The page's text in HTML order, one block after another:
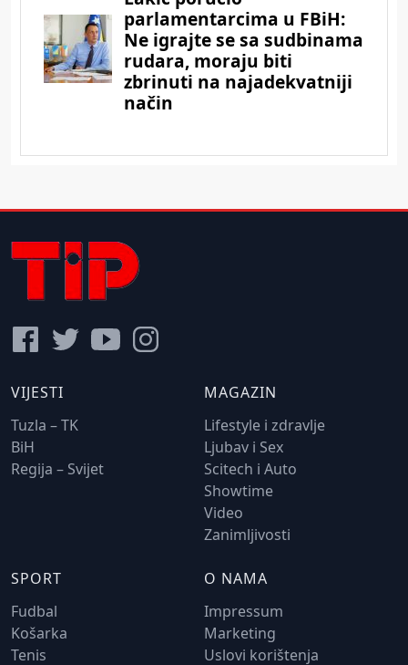
VIJESTI
Tuzla – TK
BiH
Regija – Svijet
MAGAZIN
Lifestyle i zdravlje
Ljubav i Sex
Scitech i Auto
Showtime
Video
Zanimljivosti
SPORT
Fudbal
Košarka
Tenis
O NAMA
Impressum
Marketing
Uslovi korištenja